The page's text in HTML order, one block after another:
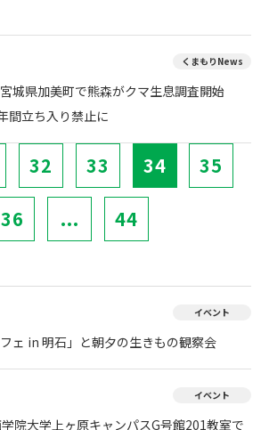
くまもりNews
城県加美町で熊森がクマ生息調査開始
間立ち入り禁止に
32 33 34 35
36 ... 44
イベント
ェ in 明石」と朝夕の生きもの観察会
イベント
院大学上ヶ原キャンパスG号館201教室で